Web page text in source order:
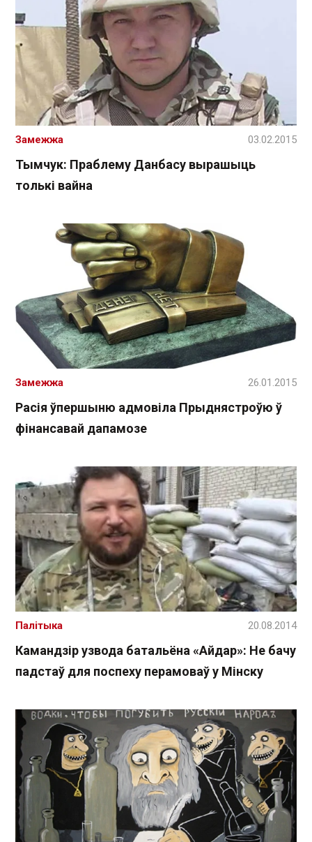
Тымчук: Праблему Данбасу вырашыць
толькі вайна
Замежжа 03.02.2015
Расія ўпершыню адмовіла Прыднястроўю ў
фінансавай дапамозе
Замежжа 26.01.2015
Камандзір узвода батальёна «Айдар»: Не бачу
падстаў для поспеху перамоваў у Мінску
Палітыка 20.08.2014